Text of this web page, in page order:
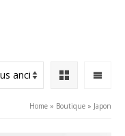
Home » Boutique » Japon